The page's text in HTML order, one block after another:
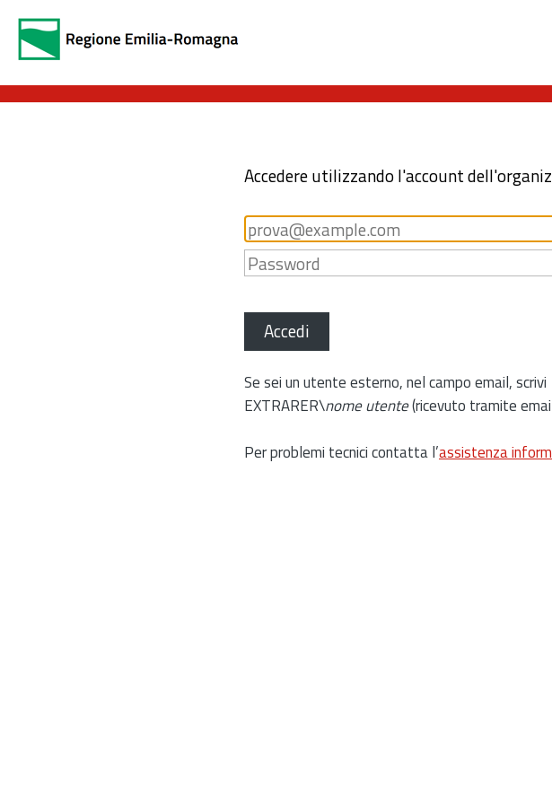
Accedere utilizzando l'account
Accedi
Se sei un utente esterno, nel campo email, scrivi
EXTRARER\nome utente(ricevuto tramite
Per problemi tecnici contatta l’assistenza